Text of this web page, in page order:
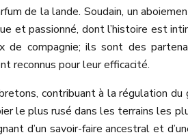
de la lande. Soudain, un
et passionné, dont l’histoire est
compagnie; ils sont des
reconnus pour leur efficacité.
contribuant à la régulation
plus rusé dans les terrains les
d’un savoir-faire ancestral et